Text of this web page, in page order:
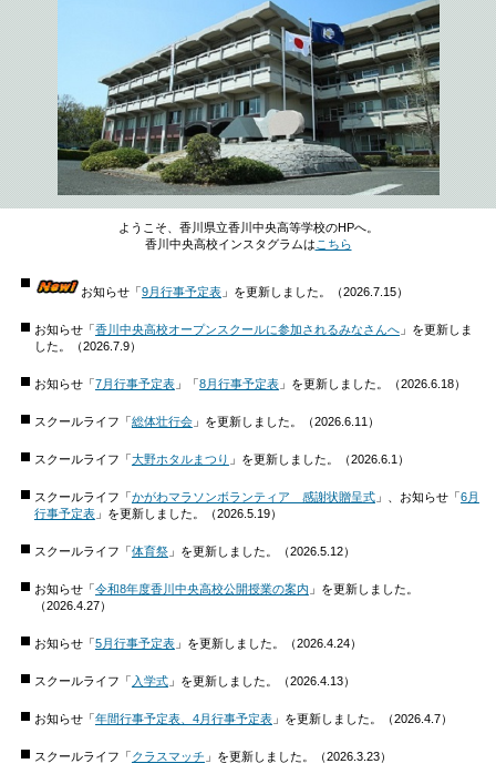
ようこそ、香川県立香川中央高等学校のHPへ。
香川中央高校インスタグラムは こちら
お知らせ「 9月行事予定表」を更新しました。（2026.7.15）
お知らせ「 香川中央高校オープンスクールに参加されるみなさんへ」を更新しま
した。（2026.7.9）
お知らせ「 7月行事予定表」「 8月行事予定表」を更新しました。（2026.6.18）
スクールライフ「 総体壮行会」を更新しました。（2026.6.11）
スクールライフ「 大野ホタルまつり 」を更新しました。（2026.6.1）
スクールライフ「 かがわマラソンボランティア 感謝状贈呈式」、お知らせ「 6月
行事予定表」を更新しました。（2026.5.19）
スクールライフ「 体育祭」を更新しました。（2026.5.12）
お知らせ「 令和8年度香川中央高校公開授業の案内 」を更新しました。
（2026.4.27）
お知らせ「 5月行事予定表」を更新しました。（2026.4.24）
スクールライフ「 入学式」を更新しました。（2026.4.13）
お知らせ「 年間行事予定表、4月行事予定表」を更新しました。（2026.4.7）
スクールライフ「 クラスマッチ 」を更新しました。（2026.3.23）